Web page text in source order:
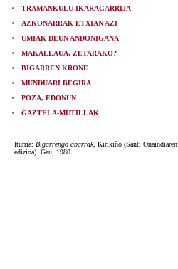
TRAMANKULU IKARAGARRIJA
AZKONARRAK ETXIAN AZI
UMIAK DEUN ANDONIGANA
MAKALLAUA, ZETARAKO?
BIGARREN KRONE
MUNDUARI BEGIRA
POZA, EDONUN
GAZTELA-MUTILLAK
Iturria: Bigarrengo abarrak, Kirikiño (Santi Onaindiaren
edizioa). Geu, 1980